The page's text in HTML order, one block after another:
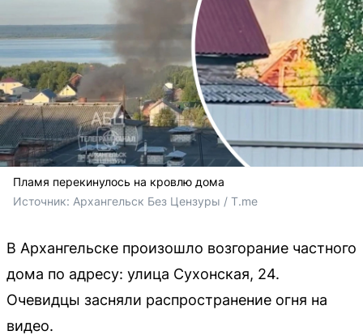
Пламя перекинулось на кровлю дома
Источник: Архангельск Без Цензуры / T.me
В Архангельске произошло возгорание частного
дома по адресу: улица Сухонская, 24.
Очевидцы засняли распространение огня на
видео.